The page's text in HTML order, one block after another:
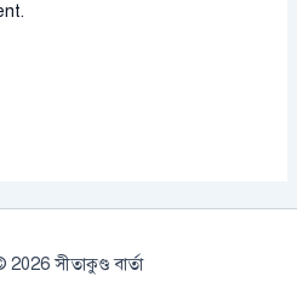
সীতাকুণ্ড বার্তা